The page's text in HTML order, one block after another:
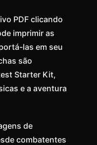
PDF clicando
imprimir as
las em seu
são
Starter Kit,
e a aventura
de
combatentes